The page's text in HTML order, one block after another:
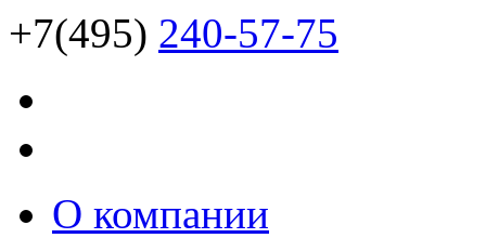
+7(495) 240-57-75
О компании